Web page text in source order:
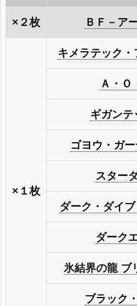
×２枚 ＢＦ－ア
×１枚
キメラテック
Ａ・Ｏ
ギガンテ
ゴヨウ・ガ
スター
ダーク・ダイ
ダーク
氷結界の龍 ブ
ブラック